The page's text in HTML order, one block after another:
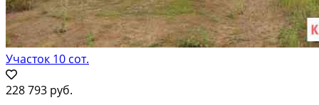
Участок 10 сот.
228 793 руб.